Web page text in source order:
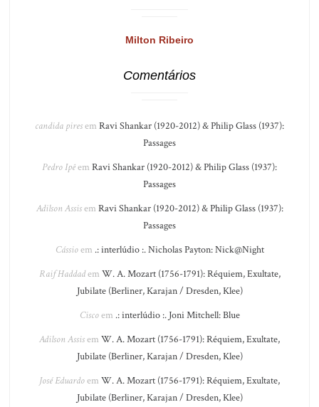
Milton Ribeiro
Comentários
candida piresem Ravi Shankar (1920-2012) & Philip Glass (1937):
Passages
Pedro Ipêem Ravi Shankar (1920-2012) & Philip Glass (1937):
Passages
Adilson Assisem Ravi Shankar (1920-2012) & Philip Glass (1937):
Passages
Cássioem .: interlúdio :. Nicholas Payton: Nick@Night
Raif Haddadem W. A. Mozart (1756-1791): Réquiem, Exultate,
Jubilate (Berliner, Karajan / Dresden, Klee)
Ciscoem .: interlúdio :. Joni Mitchell: Blue
Adilson Assisem W. A. Mozart (1756-1791): Réquiem, Exultate,
Jubilate (Berliner, Karajan / Dresden, Klee)
José Eduardoem W. A. Mozart (1756-1791): Réquiem, Exultate,
Jubilate (Berliner, Karajan / Dresden, Klee)